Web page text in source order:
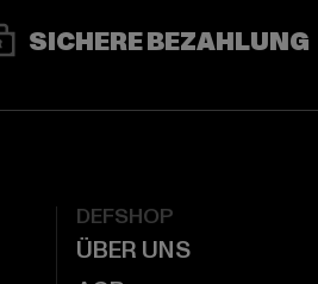
SICHERE BEZAHLUNG
DEFSHOP
ÜBER UNS